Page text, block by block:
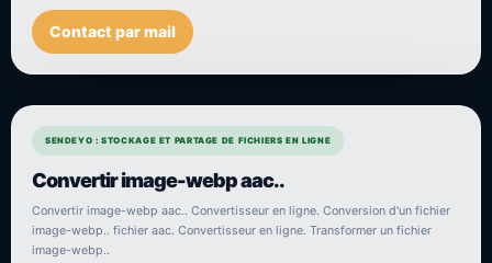
Contact par mail
SENDEYO : STOCKAGE ET PARTAGE DE FICHIERS EN LIGNE
Convertir image-webp aac..
Convertir image-webp aac.. Convertisseur en ligne. Conversion d'un fichier
image-webp.. fichier aac. Convertisseur en ligne. Transformer un fichier
image-webp..